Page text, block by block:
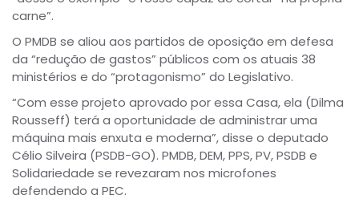
carne”.
O PMDB se aliou aos partidos de oposição em defesa
da “redução de gastos” públicos com os atuais 38
ministérios e do “protagonismo” do Legislativo.
“Com esse projeto aprovado por essa Casa, ela (Dilma
Rousseff) terá a oportunidade de administrar uma
máquina mais enxuta e moderna”, disse o deputado
Célio Silveira (PSDB-GO). PMDB, DEM, PPS, PV, PSDB e
Solidariedade se revezaram nos microfones
defendendo a PEC.